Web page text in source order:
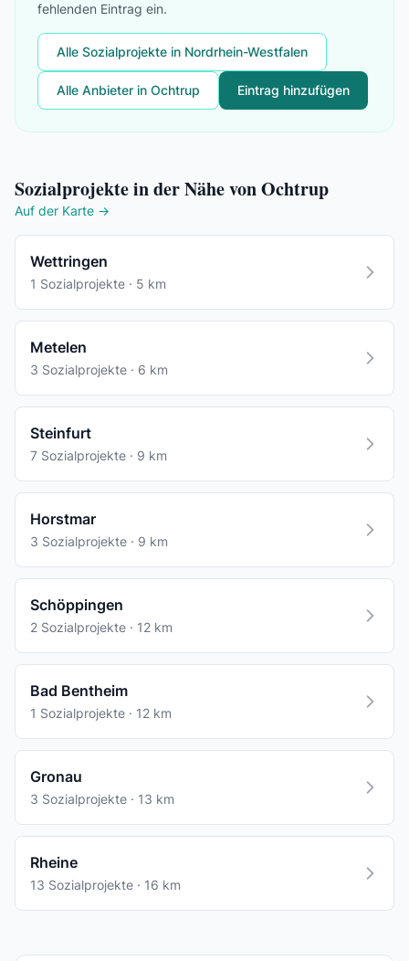
fehlenden Eintrag ein.
Alle Sozialprojekte in Nordrhein-Westfalen
Alle Anbieter in Ochtrup Eintrag hinzufügen
Sozialprojekte in der Nähe von Ochtrup
Auf der Karte →
Wettringen
1 Sozialprojekte · 5 km
Metelen
3 Sozialprojekte · 6 km
Steinfurt
7 Sozialprojekte · 9 km
Horstmar
3 Sozialprojekte · 9 km
Schöppingen
2 Sozialprojekte · 12 km
Bad Bentheim
1 Sozialprojekte · 12 km
Gronau
3 Sozialprojekte · 13 km
Rheine
13 Sozialprojekte · 16 km